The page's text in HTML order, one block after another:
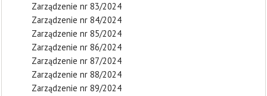
Zarządzenie nr 83/2024
Zarządzenie nr 84/2024
Zarządzenie nr 85/2024
Zarządzenie nr 86/2024
Zarządzenie nr 87/2024
Zarządzenie nr 88/2024
Zarządzenie nr 89/2024